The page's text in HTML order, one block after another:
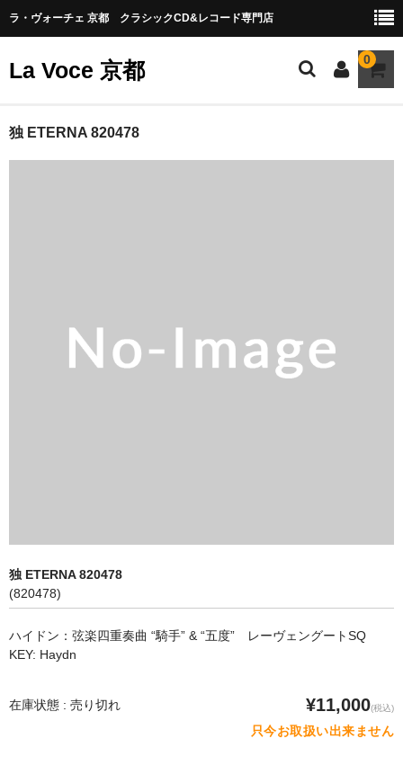
ラ・ヴォーチェ 京都 クラシックCD&レコード専門店
La Voce 京都 0
CATALOG LP
CD&BOOK
PICK UP
ORDER
NEWS
独 ETERNA 820478
独 ETERNA 820478
(820478)
ハイドン：弦楽四重奏曲 “騎手” & “五度” レーヴェングートSQ
KEY: Haydn
在庫状態 : 売り切れ ¥11,000(税込)
只今お取扱い出来ません